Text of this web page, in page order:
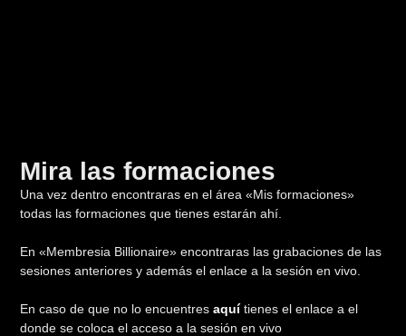
Mira las formaciones
Una vez dentro encontraras en el área «Mis formaciones»
todas las formaciones que tienes estarán ahí.
En «Membresia Billionaire» encontraras las grabaciones de las
sesiones anteriores y además el enlace a la sesión en vivo.
En caso de que no lo encuentresaquítienes el enlace a el
donde se coloca el acceso a la sesión en vivo